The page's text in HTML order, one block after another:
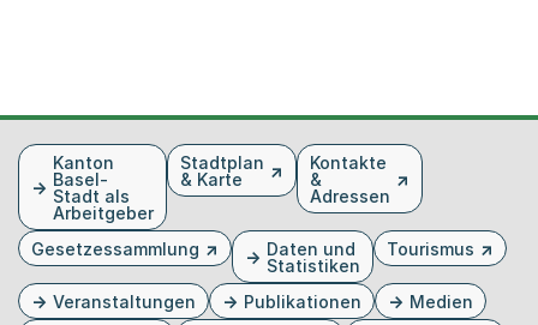
FusszeileKanton
Basel-
Stadt als
Arbeitgeber
Stadtplan
& Karte
Kontakte
&
Adressen
Gesetzessammlung
Daten und
Statistiken
Tourismus
Veranstaltungen Publikationen Medien